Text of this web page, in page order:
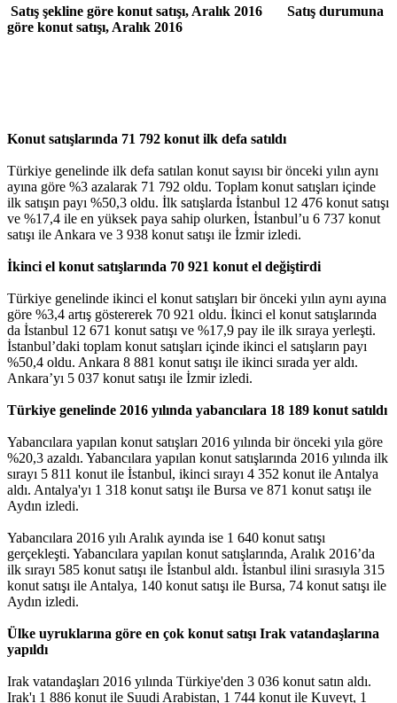
Satış şekline göre konut satışı, Aralık 2016 Satış durumuna
göre konut satışı, Aralık 2016
Konut satışlarında 71 792 konut ilk defa satıldı
Türkiye genelinde ilk defa satılan konut sayısı bir önceki yılın aynı
ayına göre %3 azalarak 71 792 oldu. Toplam konut satışları içinde
ilk satışın payı %50,3 oldu. İlk satışlarda İstanbul 12 476 konut satışı
ve %17,4 ile en yüksek paya sahip olurken, İstanbul’u 6 737 konut
satışı ile Ankara ve 3 938 konut satışı ile İzmir izledi.
İkinci el konut satışlarında 70 921 konut el değiştirdi
Türkiye genelinde ikinci el konut satışları bir önceki yılın aynı ayına
göre %3,4 artış göstererek 70 921 oldu. İkinci el konut satışlarında
da İstanbul 12 671 konut satışı ve %17,9 pay ile ilk sıraya yerleşti.
İstanbul’daki toplam konut satışları içinde ikinci el satışların payı
%50,4 oldu. Ankara 8 881 konut satışı ile ikinci sırada yer aldı.
Ankara’yı 5 037 konut satışı ile İzmir izledi.
Türkiye genelinde 2016 yılında yabancılara 18 189 konut satıldı
Yabancılara yapılan konut satışları 2016 yılında bir önceki yıla göre
%20,3 azaldı. Yabancılara yapılan konut satışlarında 2016 yılında ilk
sırayı 5 811 konut ile İstanbul, ikinci sırayı 4 352 konut ile Antalya
aldı. Antalya'yı 1 318 konut satışı ile Bursa ve 871 konut satışı ile
Aydın izledi.
Yabancılara 2016 yılı Aralık ayında ise 1 640 konut satışı
gerçekleşti. Yabancılara yapılan konut satışlarında, Aralık 2016’da
ilk sırayı 585 konut satışı ile İstanbul aldı. İstanbul ilini sırasıyla 315
konut satışı ile Antalya, 140 konut satışı ile Bursa, 74 konut satışı ile
Aydın izledi.
Ülke uyruklarına göre en çok konut satışı Irak vatandaşlarına
yapıldı
Irak vatandaşları 2016 yılında Türkiye'den 3 036 konut satın aldı.
Irak'ı 1 886 konut ile Suudi Arabistan, 1 744 konut ile Kuveyt, 1